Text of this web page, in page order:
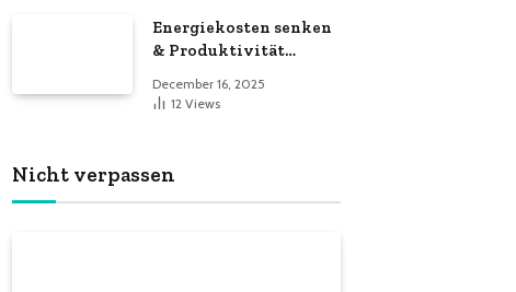
Energiekosten senken
& Produktivität
LED-Röhren-Guide für
December 16, 2025
12 Views
Nicht verpassen